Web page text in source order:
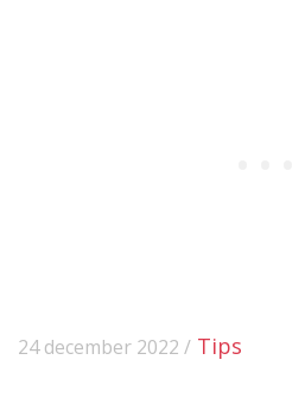
24 december 2022 / Tips